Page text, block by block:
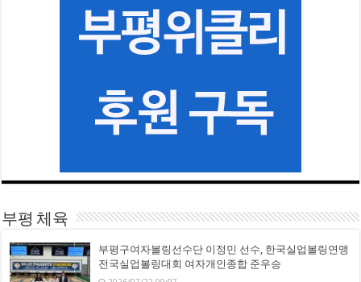
부평 체육
부평구여자볼링선수단 이정민 선수, 한국실업볼링연맹
전국실업볼링대회 여자개인종합 준우승